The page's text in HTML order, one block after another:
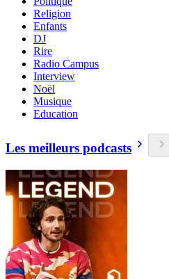
Religion
Enfants
DJ
Rire
Radio Campus
Interview
Noël
Musique
Education
Les meilleurs podcasts